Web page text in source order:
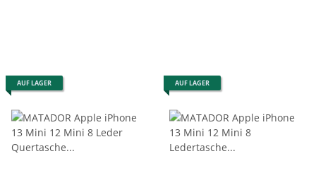
AUF LAGER AUF LAGER